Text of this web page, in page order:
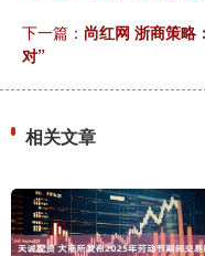
下一篇： 尚红网 浙商策略
对”
相关文章